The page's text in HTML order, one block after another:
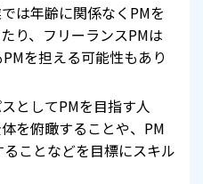
は年齢に関係なくPMを
り、フリーランスPMは
を担える可能性もあり
としてPMを目指す人
を俯瞰することや、PM
ことなどを目標にスキル